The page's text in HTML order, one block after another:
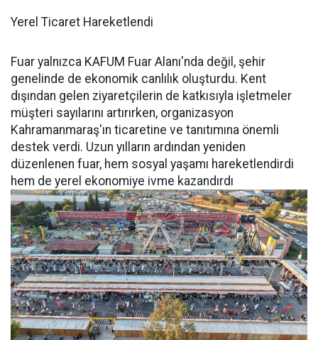
Yerel Ticaret Hareketlendi
Fuar yalnızca KAFUM Fuar Alanı'nda değil, şehir
genelinde de ekonomik canlılık oluşturdu. Kent
dışından gelen ziyaretçilerin de katkısıyla işletmeler
müşteri sayılarını artırırken, organizasyon
Kahramanmaraş'ın ticaretine ve tanıtımına önemli
destek verdi. Uzun yılların ardından yeniden
düzenlenen fuar, hem sosyal yaşamı hareketlendirdi
hem de yerel ekonomiye ivme kazandırdı